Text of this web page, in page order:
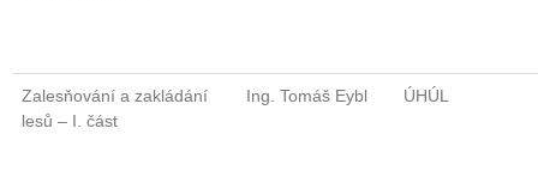
Zalesňování a zakládání
lesů – I. část
Ing. Tomáš Eybl ÚHÚL